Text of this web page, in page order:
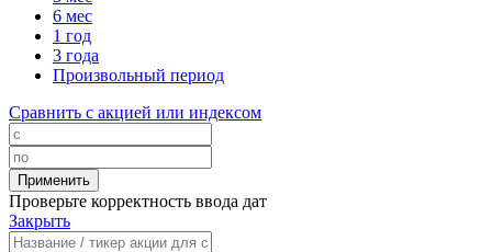
6 мес
1 год
3 года
Произвольный период
Сравнить с акцией или индексом
Проверьте корректность ввода дат
Закрыть